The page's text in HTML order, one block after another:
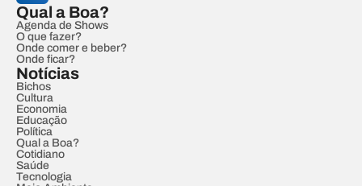
Qual a Boa?
Agenda de Shows
O que fazer?
Onde comer e beber?
Onde ficar?
Notícias
Bichos
Cultura
Economia
Educação
Política
Qual a Boa?
Cotidiano
Saúde
Tecnologia